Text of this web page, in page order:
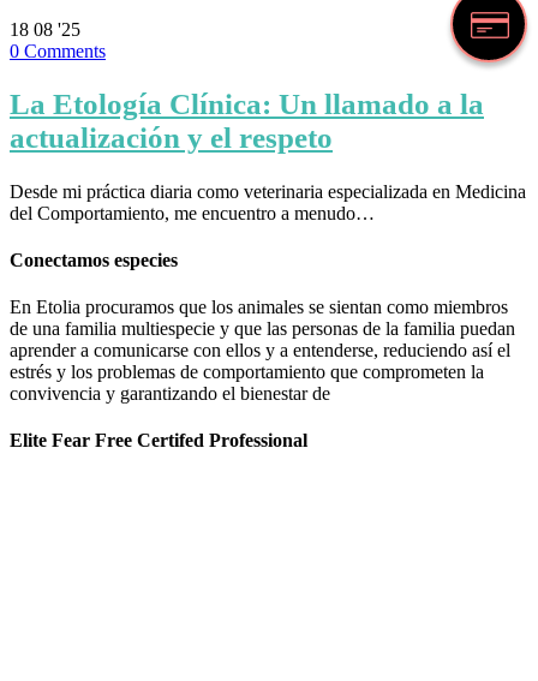
18 08 '25
0 Comments
La Etología Clínica: Un llamado a la
actualización y el respeto
Desde mi práctica diaria como veterinaria especializada en Medicina
del Comportamiento, me encuentro a menudo…
Conectamos especies
En Etolia procuramos que los animales se sientan como miembros
de una familia multiespecie y que las personas de la familia puedan
aprender a comunicarse con ellos y a entenderse, reduciendo así el
estrés y los problemas de comportamiento que comprometen la
convivencia y garantizando el bienestar de
Elite Fear Free Certifed Professional